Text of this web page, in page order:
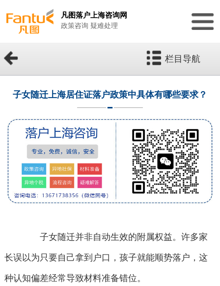
凡图落户上海咨询网
政策咨询 疑难处理
栏目导航
子女随迁上海居住证落户政策中具体有哪些要求？
子女随迁并非自动生效的附属权益。许多家
长误以为只要自己拿到户口，孩子就能顺势落户，这
种认知偏差经常导致材料准备错位。